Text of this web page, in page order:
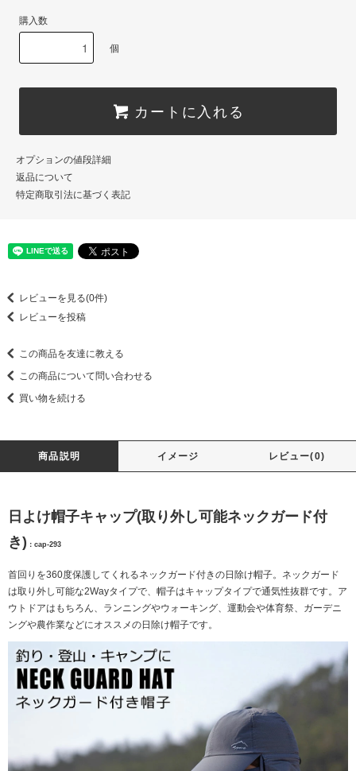
購入数
個
カートに入れる
オプションの値段詳細
返品について
特定商取引法に基づく表記
レビューを見る(0件)
レビューを投稿
この商品を友達に教える
この商品について問い合わせる
買い物を続ける
商品説明 イメージ レビュー(0)
日よけ帽子キャップ(取り外し可能ネックガード付
き) ：cap-293
首回りを360度保護してくれるネックガード付きの日除け帽子。ネックガード
は取り外し可能な2Wayタイプで、帽子はキャップタイプで通気性抜群です。ア
ウトドアはもちろん、ランニングやウォーキング、運動会や体育祭、ガーデニ
ングや農作業などにオススメの日除け帽子です。